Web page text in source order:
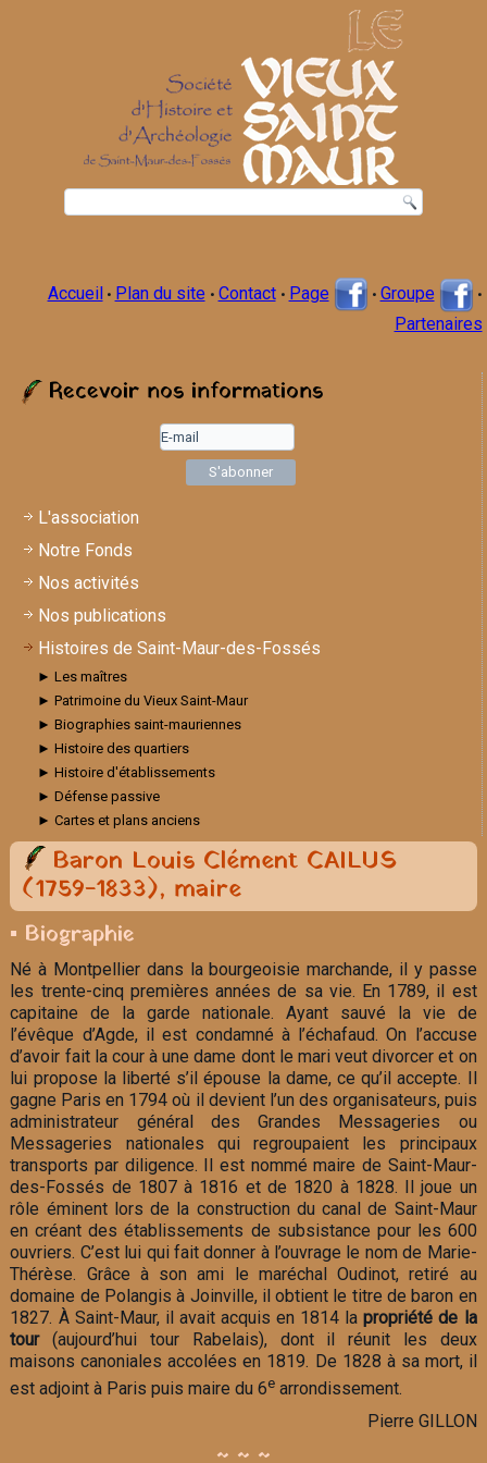
Accueil • Plan du site • Contact • Page • Groupe •
Partenaires
Recevoir nos informations
L'association
Notre Fonds
Nos activités
Nos publications
Histoires de Saint-Maur-des-Fossés
► Les maîtres
► Patrimoine du Vieux Saint-Maur
► Biographies saint-mauriennes
► Histoire des quartiers
► Histoire d'établissements
► Défense passive
► Cartes et plans anciens
Baron Louis Clément CAILUS
(1759-1833), maire
▪ Biographie
Né à Montpellier dans la bourgeoisie marchande, il y passe
les trente-cinq premières années de sa vie. En 1789, il est
capitaine de la garde nationale. Ayant sauvé la vie de
l’évêque d’Agde, il est condamné à l’échafaud. On l’accuse
d’avoir fait la cour à une dame dont le mari veut divorcer et on
lui propose la liberté s’il épouse la dame, ce qu’il accepte. Il
gagne Paris en 1794 où il devient l’un des organisateurs, puis
administrateur général des Grandes Messageries ou
Messageries nationales qui regroupaient les principaux
transports par diligence. Il est nommé maire de Saint-Maur-
des-Fossés de 1807 à 1816 et de 1820 à 1828. Il joue un
rôle éminent lors de la construction du canal de Saint-Maur
en créant des établissements de subsistance pour les 600
ouvriers. C’est lui qui fait donner à l’ouvrage le nom de Marie-
Thérèse. Grâce à son ami le maréchal Oudinot, retiré au
domaine de Polangis à Joinville, il obtient le titre de baron en
1827. À Saint-Maur, il avait acquis en 1814 lapropriété de la
tour(aujourd’hui tour Rabelais), dont il réunit les deux
maisons canoniales accolées en 1819. De 1828 à sa mort, il
est adjoint à Paris puis maire du 6e arrondissement.
Pierre GILLON
~ ~ ~